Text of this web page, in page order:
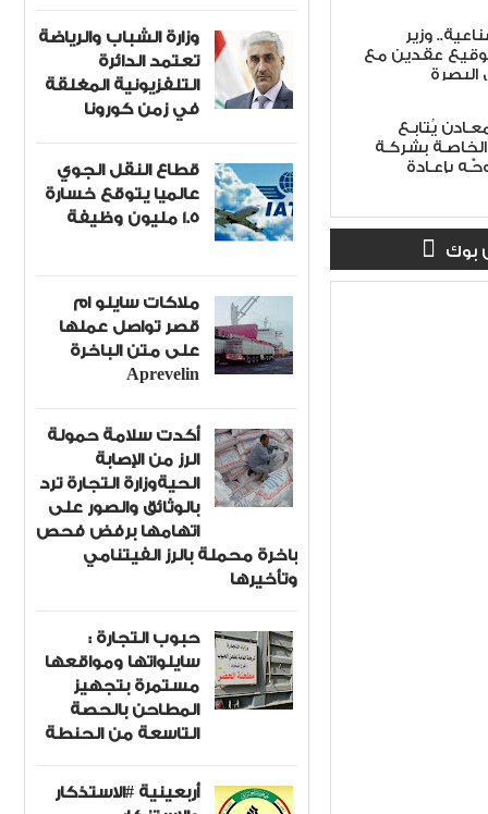
وزير
عقدين مع
يُتابـع
بشركـة
بإعـادة
بوك
وزارة الشباب والرياضة
تعتمد الدائرة
التلفزيونية المغلقة
في زمن كورونا
قطاع النقل الجوي
عالميا يتوقع خسارة
1.5 مليون وظيفة
ملاكات سايلو ام
قصر تواصل عملها
على متن الباخرة
Aprevelin
أكدت سلامة حمولة
الرز من الإصابة
الحيةوزارة التجارة ترد
بالوثائق والصور على
اتهامها برفض فحص
باخرة محملة بالرز الفيتنامي
وتأخيرها
حبوب التجارة :
سايلواتها ومواقعها
مستمرة بتجهيز
المطاحن بالحصة
التاسعة من الحنطة
أربعينية #الاستذكار